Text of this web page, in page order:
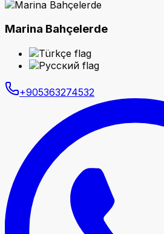
Marina Bahçelerde
+905363274532